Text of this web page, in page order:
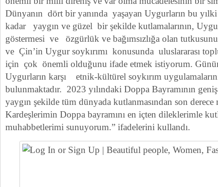
Dünyanın dört bir yanında yaşayan Uygurların bu
kadar yaygın ve güzel bir şekilde kutlamalarının,
göstermesi ve özgürlük ve bağımsızlığa olan
ve Çin’in Uygur soykırımı konusunda uluslararası
için çok önemli olduğunu ifade etmek istiyorum.
Uygurların karşı etnik-kültürel soykırım
bulunmaktadır. 2023 yılındaki Doppa Bayramının
yaygın şekilde tüm dünyada kutlanmasından son
Kardeşlerimin Doppa bayramını en içten dileklerimle
muhabbetlerimi sunuyorum.” ifadelerini kullandı.